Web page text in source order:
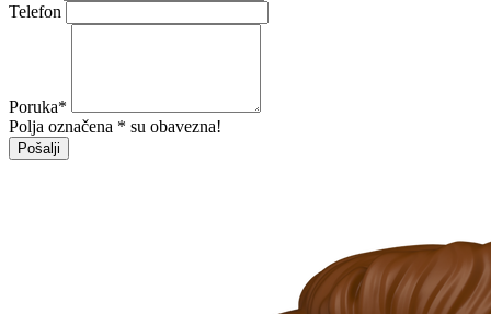
Telefon
Poruka*
Polja označena * su obavezna!
Pošalji